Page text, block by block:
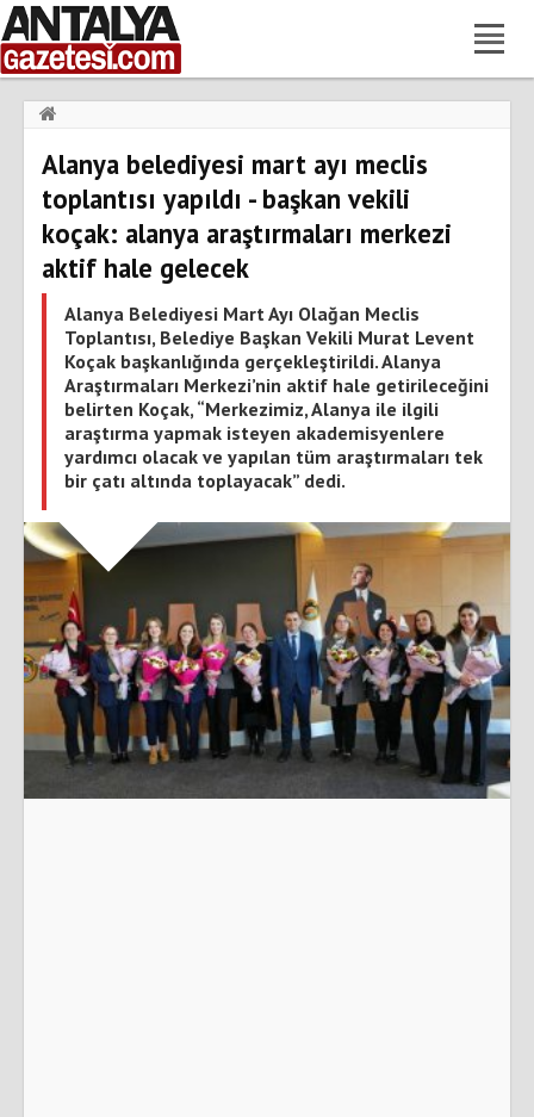
Alanya belediyesi mart ayı meclis toplantısı yapıldı - başkan
vekili koçak: alanya araştırmaları merkezi aktif hale gelecek
Alanya belediyesi mart ayı meclis
toplantısı yapıldı - başkan vekili
koçak: alanya araştırmaları merkezi
aktif hale gelecek
Alanya Belediyesi Mart Ayı Olağan Meclis
Toplantısı, Belediye Başkan Vekili Murat Levent
Koçak başkanlığında gerçekleştirildi. Alanya
Araştırmaları Merkezi’nin aktif hale getirileceğini
belirten Koçak, “Merkezimiz, Alanya ile ilgili
araştırma yapmak isteyen akademisyenlere
yardımcı olacak ve yapılan tüm araştırmaları tek
bir çatı altında toplayacak” dedi.